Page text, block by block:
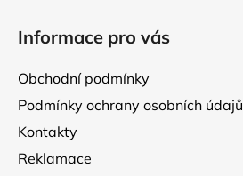
Informace pro vás
Obchodní podmínky
Podmínky ochrany osobních údajů
Kontakty
Reklamace